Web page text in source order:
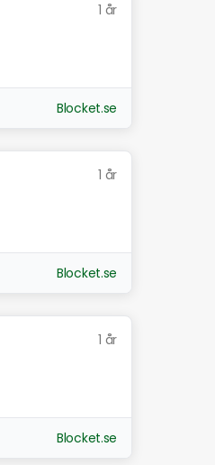
1 år
Blocket.se
1 år
Blocket.se
1 år
Blocket.se